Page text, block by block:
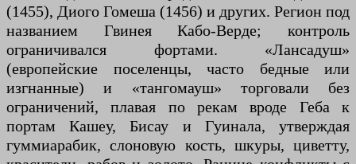
(1455), Диого Гомеша (1456) и других. Регион под
названием Гвинея Кабо-Верде; контроль
ограничивался фортами. «Лансадуш»
(европейские поселенцы, часто бедные или
изгнанные) и «тангомауш» торговали без
ограничений, плавая по рекам вроде Геба к
портам Кашеу, Бисау и Гуинала, утверждая
гуммиарабик, слоновую кость, шкуры, циветту,